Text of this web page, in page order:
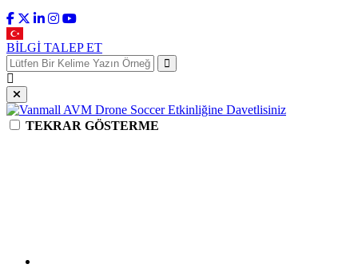
BİLGİ TALEP ET
TEKRAR GÖSTERME